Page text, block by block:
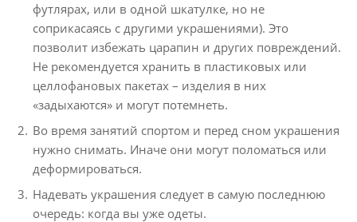
футлярах, или в одной шкатулке, но не
соприкасаясь с другими украшениями). Это
позволит избежать царапин и других повреждений.
Не рекомендуется хранить в пластиковых или
целлофановых пакетах – изделия в них
«задыхаются» и могут потемнеть.
Во время занятий спортом и перед сном украшения
нужно снимать. Иначе они могут поломаться или
деформироваться.
Надевать украшения следует в самую последнюю
очередь: когда вы уже одеты.